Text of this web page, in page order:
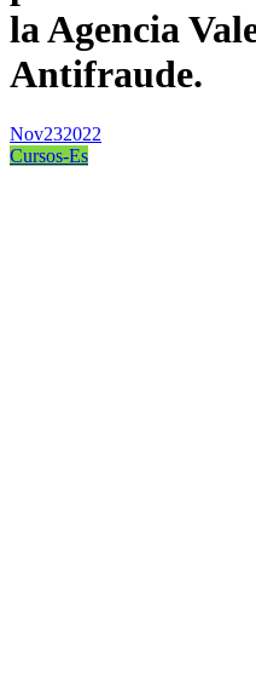
la Agencia
Antifraude.
Nov232022
Cursos-Es